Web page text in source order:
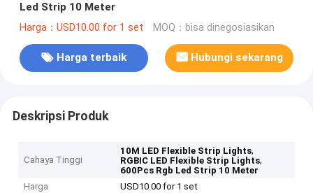
Led Strip 10 Meter
Harga：USD10.00 for 1 set MOQ：bisa dinegosiasikan
Harga terbaik Hubungi sekarang
Deskripsi Produk
Cahaya Tinggi
10M LED Flexible Strip Lights,
RGBIC LED Flexible Strip Lights,
600Pcs Rgb Led Strip 10 Meter
Harga
USD10.00 for 1 set